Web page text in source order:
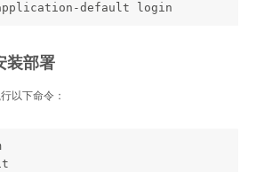
default login
装部署
以下命令：